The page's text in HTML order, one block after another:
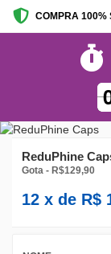
COMPRA 100%
ReduPhine
Gota - R$129,90
12 x de R$